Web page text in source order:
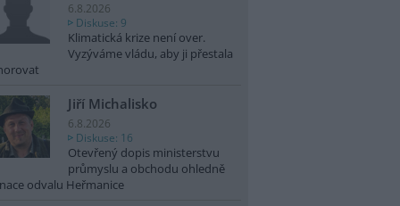
6.8.2026
Diskuse: 9
Klimatická krize není over.
Vyzýváme vládu, aby ji přestala
Jiří Michalisko
6.8.2026
Diskuse: 16
Otevřený dopis ministerstvu
průmyslu a obchodu ohledně
odvalu Heřmanice